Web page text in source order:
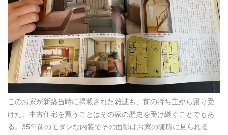
このお家が新築当時に掲載された雑誌も、前の持ち主から譲り受
けた。中古住宅を買うことはその家の歴史を受け継ぐことでもあ
る。35年前のモダンな内装でその面影はお家の随所に見られる